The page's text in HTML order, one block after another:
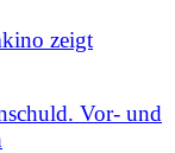
zeigt
Vor- und